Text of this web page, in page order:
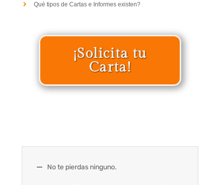
Qué tipos de Cartas e Informes existen?
¡Solicita tu
Carta!
No te pierdas ninguno.